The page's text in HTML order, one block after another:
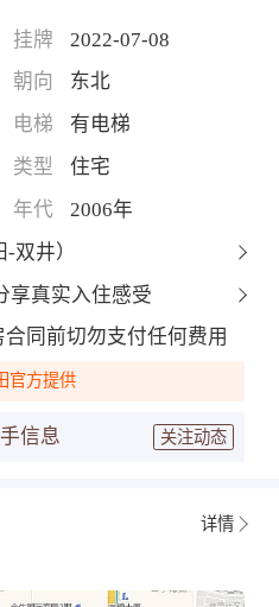
挂牌
2022-07-08
朝向
东北
电梯
有电梯
类型
住宅
年代
2006年
双井）
享真实入住感受
同前切勿支付任何费用
官方提供
信息 关注动态
详情